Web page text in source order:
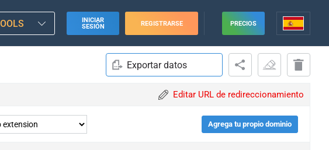
INICIAR
SESIÓN
REGISTRARSE PRECIOS
Exportar datos
Editar URL de redireccionamiento
Agrega tu propio dominio